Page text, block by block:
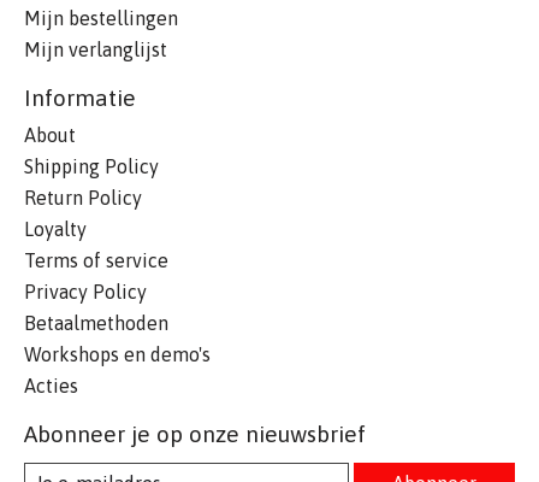
Mijn bestellingen
Mijn verlanglijst
Informatie
About
Shipping Policy
Return Policy
Loyalty
Terms of service
Privacy Policy
Betaalmethoden
Workshops en demo's
Acties
Abonneer je op onze nieuwsbrief